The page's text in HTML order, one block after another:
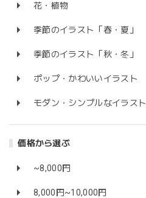
花・植物
季節のイラスト「春・夏」
季節のイラスト「秋・冬」
ポップ・かわいいイラスト
モダン・シンプルなイラスト
価格から選ぶ
~8,000円
8,000円~10,000円